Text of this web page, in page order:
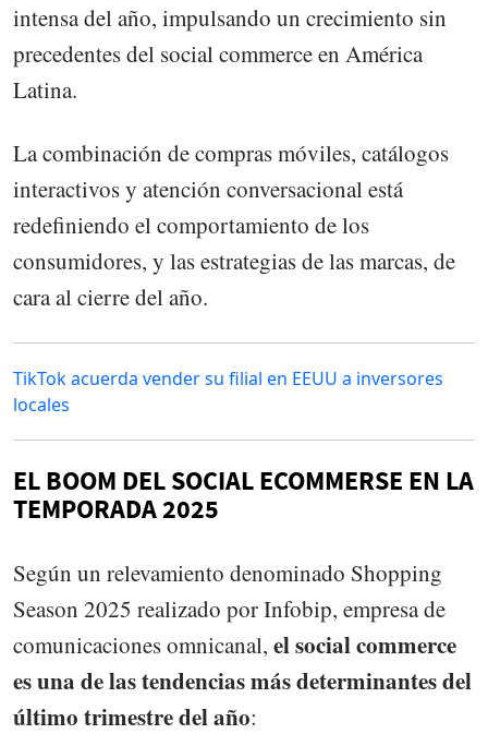
intensa del año, impulsando un crecimiento sin
precedentes del social commerce en América
Latina.
La combinación de compras móviles, catálogos
interactivos y atención conversacional está
redefiniendo el comportamiento de los
consumidores, y las estrategias de las marcas, de
cara al cierre del año.
TikTok acuerda vender su filial en EEUU a inversores
locales
EL BOOM DEL SOCIAL ECOMMERSE EN LA
TEMPORADA 2025
Según un relevamiento denominado Shopping
Season 2025 realizado por Infobip, empresa de
comunicaciones omnicanal, el social commerce
es una de las tendencias más determinantes del
último trimestre del año: